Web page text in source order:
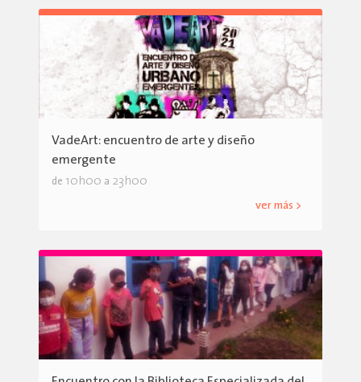
VadeArt: encuentro de arte y diseño
emergente
de 10h00 a 23h00
ver más >